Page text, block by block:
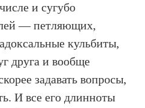
и сугубо
— петляющих,
кульбиты,
друга и вообще
задавать вопросы,
И все его длинноты